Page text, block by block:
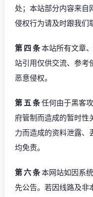
处；本站部分内容来自
侵权行为请及时跟我们
第 四 条本站所有文章
站引用仅供交流、参考
恶意侵权。
第 五 条任何由于黑客
府管制而造成的暂时性
力而造成的资料泄露、
均免责。
第 六 条本网站如因系
先公告。若因线路及非